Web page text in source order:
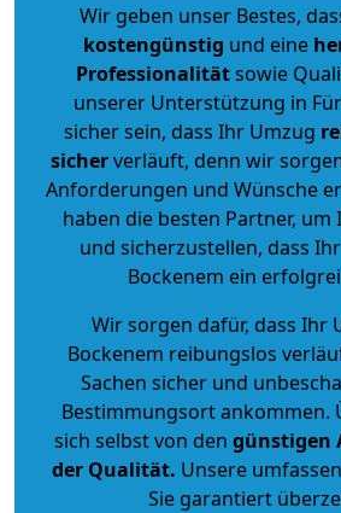
Wir geben unser Bestes,
kostengünstig und eine
Professionalitätsowie
unserer Unterstützung in
sicher sein, dass Ihr Umzug
sicherverläuft, denn wir
Anforderungen und Wünsche
haben die besten Partner, um
und sicherzustellen, dass
Bockenem ein
Wir sorgen dafür, dass Ihr
Bockenem reibungslos
Sachen sicher und
Bestimmungsort ankommen.
sich selbst von den günstigen
der Qualität. Unsere
Sie garantiert